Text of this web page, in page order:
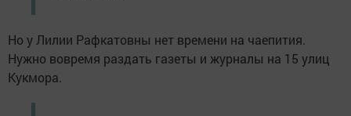
Но у Лилии Рафкатовны нет времени на чаепития.
Нужно вовремя раздать газеты и журналы на 15 улиц
Кукмора.